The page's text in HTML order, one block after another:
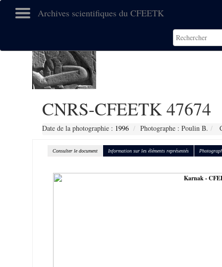
Archives scientifiques du CFEETK
CNRS-CFEETK 47674
Date de la photographie : 1996 Photographe : Poulin B.
Consulter le document Information sur les éléments représentés